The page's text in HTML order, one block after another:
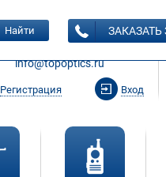
ЗАКАЗАТЬ ЗВОНОК
info@topoptics.ru
Регистрация Вход
Найти